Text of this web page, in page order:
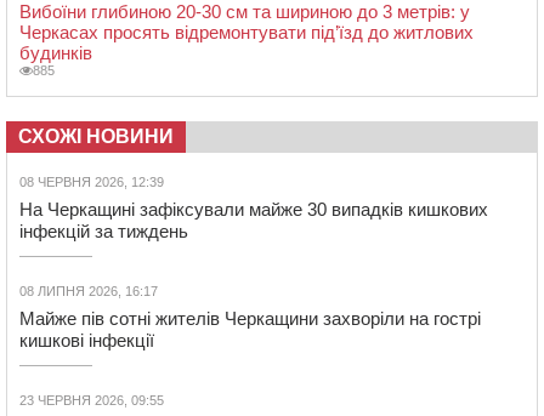
Вибоїни глибиною 20-30 см та шириною до 3 метрів: у
Черкасах просять відремонтувати під’їзд до житлових
будинків
885
СХОЖІ НОВИНИ
08 ЧЕРВНЯ 2026, 12:39
На Черкащині зафіксували майже 30 випадків кишкових
інфекцій за тиждень
08 ЛИПНЯ 2026, 16:17
Майже пів сотні жителів Черкащини захворіли на гострі
кишкові інфекції
23 ЧЕРВНЯ 2026, 09:55